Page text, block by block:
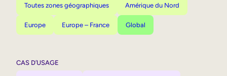
Toutes zones géographiques Amérique du Nord
Europe Europe – France Global
CAS D’USAGE